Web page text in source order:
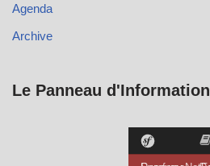
Agenda
Archive
Le Panneau d'Information